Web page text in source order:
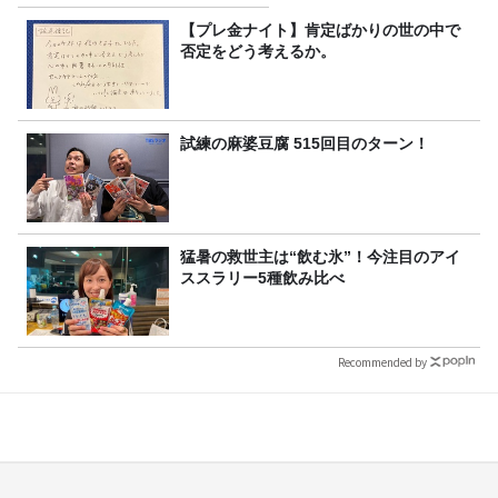
【プレ金ナイト】肯定ばかりの世の中で
否定をどう考えるか。
試練の麻婆豆腐 515回目のターン！
猛暑の救世主は“飲む氷”！今注目のアイ
ススラリー5種飲み比べ
Recommended by